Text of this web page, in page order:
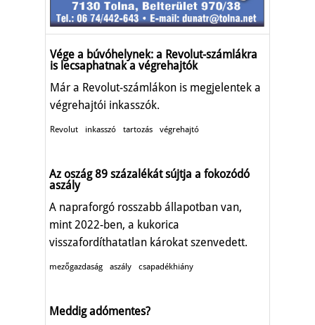
Vége a búvóhelynek: a Revolut-számlákra
is lecsaphatnak a végrehajtók
Már a Revolut-számlákon is megjelentek a
végrehajtói inkasszók.
Revolut inkasszó tartozás végrehajtó
Az oszág 89 százalékát sújtja a fokozódó
aszály
A napraforgó rosszabb állapotban van,
mint 2022-ben, a kukorica
visszafordíthatatlan károkat szenvedett.
mezőgazdaság aszály csapadékhiány
Meddig adómentes?